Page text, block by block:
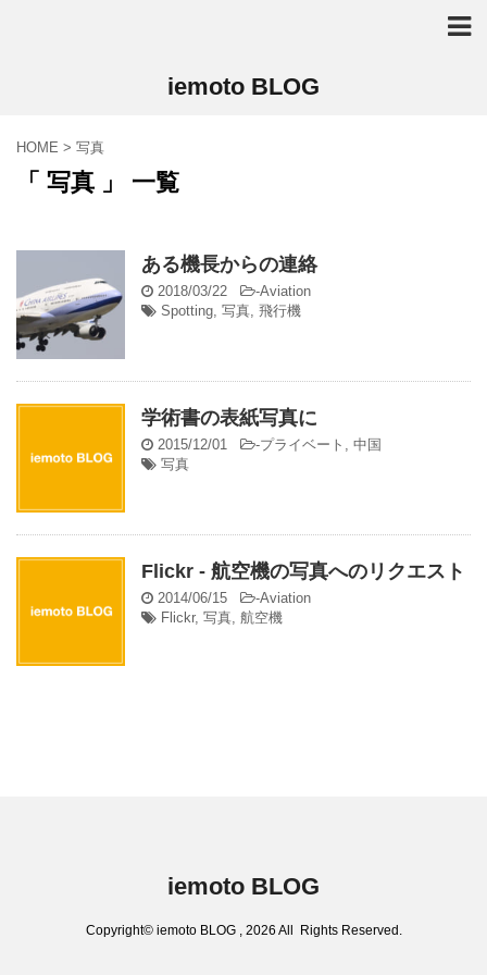
iemoto BLOG
HOME > 写真
「 写真 」 一覧
ある機長からの連絡
2018/03/22 -Aviation
Spotting, 写真, 飛行機
学術書の表紙写真に
2015/12/01 -プライベート , 中国
写真
Flickr - 航空機の写真へのリクエスト
2014/06/15 -Aviation
Flickr, 写真, 航空機
iemoto BLOG
Copyright© iemoto BLOG , 2026 All Rights Reserved.